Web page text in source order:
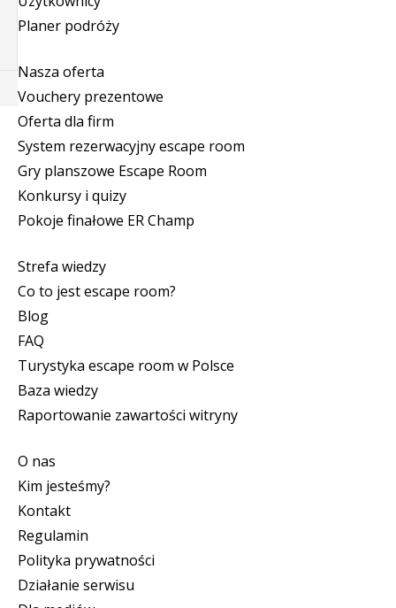
Planer podróży
Nasza oferta
Vouchery prezentowe
Oferta dla firm
System rezerwacyjny escape room
Gry planszowe Escape Room
Konkursy i quizy
Pokoje finałowe ER Champ
Strefa wiedzy
Co to jest escape room?
Blog
FAQ
Turystyka escape room w Polsce
Baza wiedzy
Raportowanie zawartości witryny
O nas
Kim jesteśmy?
Kontakt
Regulamin
Polityka prywatności
Działanie serwisu